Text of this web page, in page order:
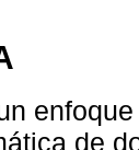
de